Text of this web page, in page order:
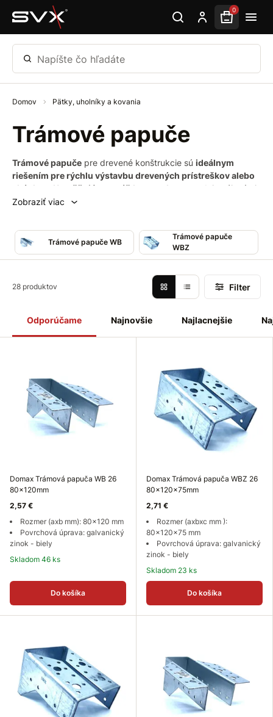
Preskočiť na hlavný obsah 0
Napíšte čo hľadáte
Domov Pätky, uholníky a kovania
Trámové papuče
Trámové papuče pre drevené konštrukcie sú ideálnym
riešením pre rýchlu výstavbu drevených prístreškov alebo
altánkov
Umožňujú montáž bez medzery
medzi spájanými
časťami. Sú vyrábané v niekoľkých desiatkach rozmerov,
dajúpoužívaťaj pri pripevňovaní trámovdo betónovej steny
Zobraziť viac
Trámové papuče WB
Trámové papuče
WBZ
Odporúčame Najnovšie Najlacnejšie
28 produktov Filter
Domax Trámová papuča WB 26
80x120mm
2,57 €
Rozmer (axb mm): 80x120 mm
Povrchová úprava: galvanický
zinok - biely
Skladom 46 ks
Do košíka
Domax Trámová papuča WBZ 26
80x120x75mm
2,71 €
Rozmer (axbxc mm ):
80x120x75 mm
Povrchová úprava: galvanický
zinok - biely
Skladom 23 ks
Do košíka